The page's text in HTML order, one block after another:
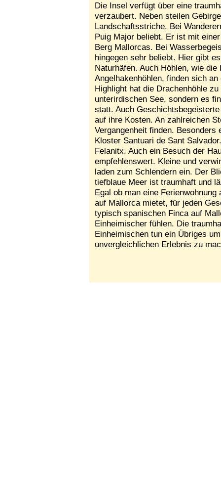
Die Insel verfügt über eine
verzaubert. Neben steilen
Landschaftsstriche. Bei
Puig Major beliebt. Er ist mit
Berg Mallorcas. Bei
hingegen sehr beliebt. Hier gibt
Naturhäfen. Auch Höhlen, wie die
Angelhakenhöhlen, finden sich
Highlight hat die Drachenhöhle
unterirdischen See, sondern es
statt. Auch
auf ihre Kosten. An zahlreichen
Vergangenheit finden.
Kloster Santuari de Sant
Felanitx. Auch ein Besuch der
empfehlenswert. Kleine und
laden zum Schlendern ein. Der
tiefblaue Meer ist traumhaft und
Egal ob man eine
auf Mallorca mietet, für jeden
typisch spanischen Finca auf
Einheimischer fühlen. Die
Einheimischen tun ein Übriges
unvergleichlichen Erlebnis zu